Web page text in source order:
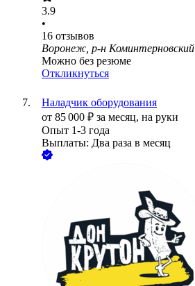
3.9
•
16 отзывов
Воронеж, р-н Коминтерновский
Можно без резюме
Откликнуться
Наладчик оборудования
от 85 000 ₽ за месяц, на руки
Опыт 1-3 года
Выплаты: Два раза в месяц